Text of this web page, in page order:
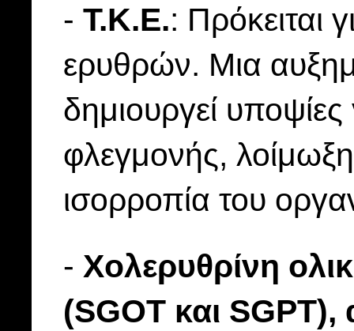
- Τ.Κ.Ε.: Πρόκειται
ερυθρών. Μια
δημιουργεί
φλεγμονής,
ισορροπία του
- Χολερυθρίνη
(SGOT και